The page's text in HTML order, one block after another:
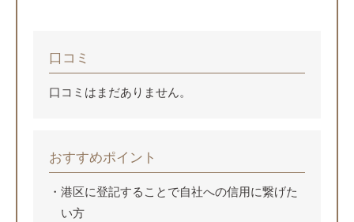
口コミ
口コミはまだありません。
おすすめポイント
港区に登記することで自社への信用に繋げた
い方